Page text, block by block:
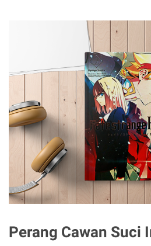
Perang Cawan Suci